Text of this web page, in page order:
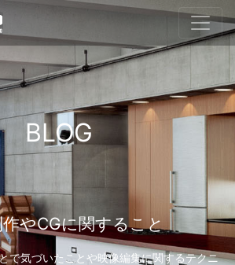
BLOG
作やCGに関すること
で気づいたことや映像編集に関するテクニ